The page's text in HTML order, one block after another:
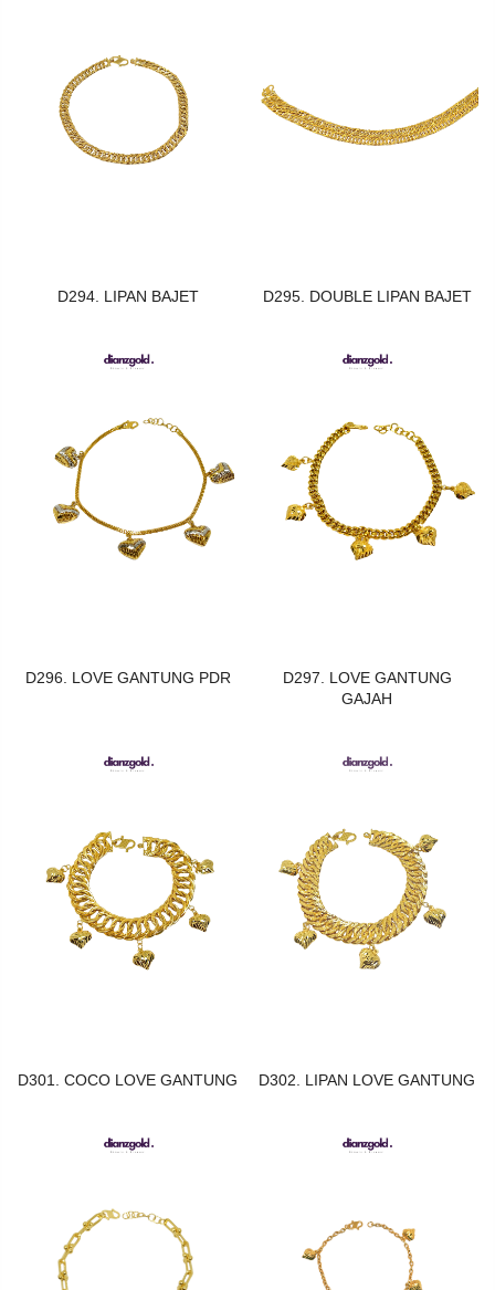
D294. LIPAN BAJET D295. DOUBLE LIPAN BAJET
D296. LOVE GANTUNG PDR
D297. LOVE GANTUNG
GAJAH
D301. COCO LOVE GANTUNG D302. LIPAN LOVE GANTUNG